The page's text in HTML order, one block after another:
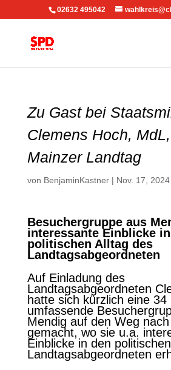
02632 495042
Zu Gast bei
Clemens Hoch,
Mainzer Landtag
von BenjaminKastner| Nov. 17, 2024
Besuchergruppe aus
interessante Einblicke
politischen Alltag des
Landtagsabgeordneten
Auf Einladung des
Landtagsabgeordneten
hatte sich kürzlich eine 34
umfassende
Mendig auf den Weg
gemacht, wo sie u.a.
Einblicke in den
Landtagsabgeordneten